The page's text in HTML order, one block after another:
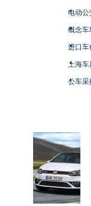
电动
概念车
进口车
上海
公车采